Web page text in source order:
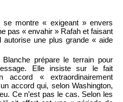
se montre « exigeant » envers
pas « envahir » Rafah et faisant
autorise une plus grande « aide
prépare le terrain pour
Elle insiste sur le fait
accord « extraordinairement
accord qui, selon Washington,
Ce n’est pas le cas. Selon les